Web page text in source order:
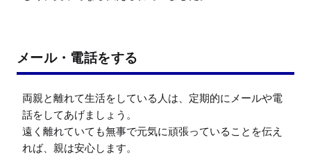
メール・電話をする
両親と離れて生活をしている人は、定期的にメールや電
話をしてあげましょう。
遠く離れていても無事で元気に頑張っていることを伝え
れば、親は安心します。